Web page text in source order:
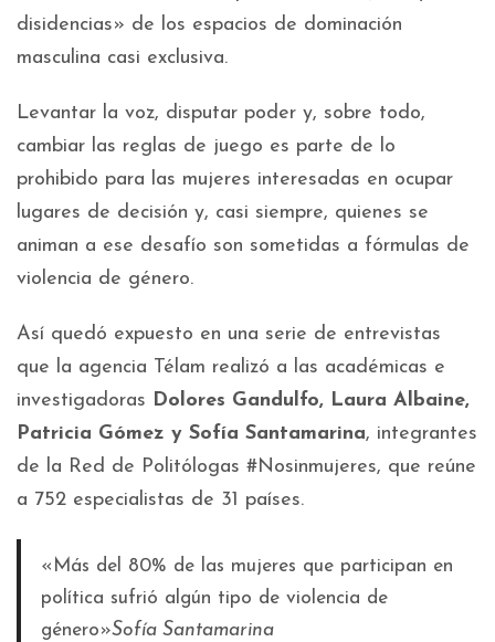
disidencias» de los espacios de dominación
masculina casi exclusiva.
Levantar la voz, disputar poder y, sobre todo,
cambiar las reglas de juego es parte de lo
prohibido para las mujeres interesadas en ocupar
lugares de decisión y, casi siempre, quienes se
animan a ese desafío son sometidas a fórmulas de
violencia de género.
Así quedó expuesto en una serie de entrevistas
que la agencia Télam realizó a las académicas e
investigadoras Dolores Gandulfo, Laura Albaine,
Patricia Gómez y Sofía Santamarina, integrantes
de la Red de Politólogas #Nosinmujeres, que reúne
a 752 especialistas de 31 países.
«Más del 80% de las mujeres que participan en
política sufrió algún tipo de violencia de
género»Sofía Santamarina